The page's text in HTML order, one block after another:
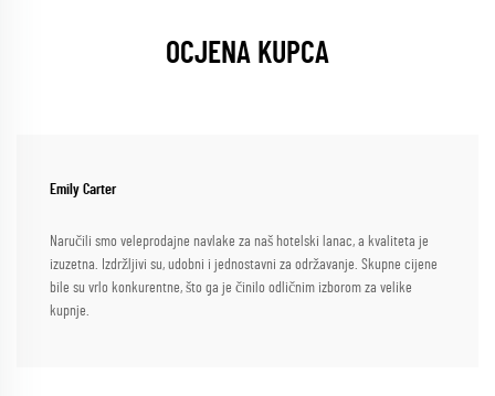
OCJENA KUPCA
Emily Carter
Naručili smo veleprodajne navlake za naš hotelski lanac, a kvaliteta je
izuzetna. Izdržljivi su, udobni i jednostavni za održavanje. Skupne cijene
bile su vrlo konkurentne, što ga je činilo odličnim izborom za velike
kupnje.